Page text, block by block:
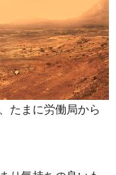
たまに労働局から